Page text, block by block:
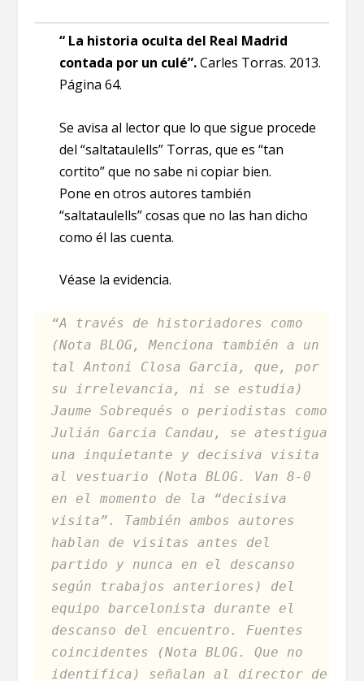
“ La historia oculta del Real Madrid
contada por un culé”.Carles Torras. 2013.
Página 64.
Se avisa al lector que lo que sigue procede
del “saltataulells” Torras, que es “tan
cortito” que no sabe ni copiar bien.
Pone en otros autores también
“saltataulells” cosas que no las han dicho
como él las cuenta.
Véase la evidencia.
“A través de historiadores como
(Nota BLOG, Menciona también a un
tal Antoni Closa Garcia, que, por
su irrelevancia, ni se estudia)
Jaume Sobrequés o periodistas como
Julián Garcia Candau, se atestigua
una inquietante y decisiva visita
al vestuario (Nota BLOG. Van 8-0
en el momento de la “decisiva
visita”. También ambos autores
hablan de visitas antes del
partido y nunca en el descanso
según trabajos anteriores) del
equipo barcelonista durante el
descanso del encuentro. Fuentes
coincidentes (Nota BLOG. Que no
identifica) señalan al director de